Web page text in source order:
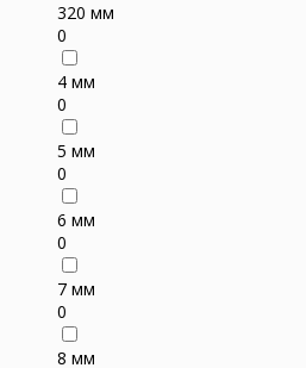
320 мм
0
4 мм
0
5 мм
0
6 мм
0
7 мм
0
8 мм